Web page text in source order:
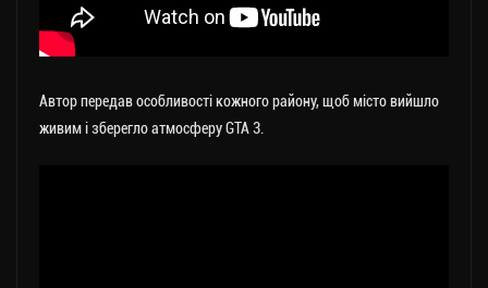
Автор передав особливості кожного району, щоб місто вийшло
живим і зберегло атмосферу GTA 3.